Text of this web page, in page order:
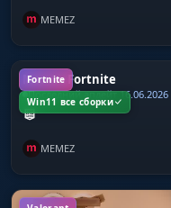
MEMEZ
Fortnite
Win11 все сборки
Memez Fortnite
Последний апдейт 16.06.2026
MEMEZ